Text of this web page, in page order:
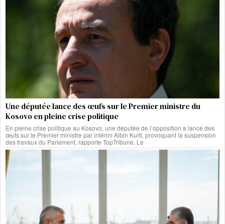
Une députée lance des œufs sur le Premier ministre du
Kosovo en pleine crise politique
En pleine crise politique au Kosovo, une députée de l’opposition a lancé des
œufs sur le Premier ministre par intérim Albin Kurti, provoquant la suspension
des travaux du Parlement, rapporte TopTribune. Le